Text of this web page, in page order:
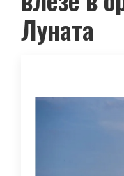
Луната